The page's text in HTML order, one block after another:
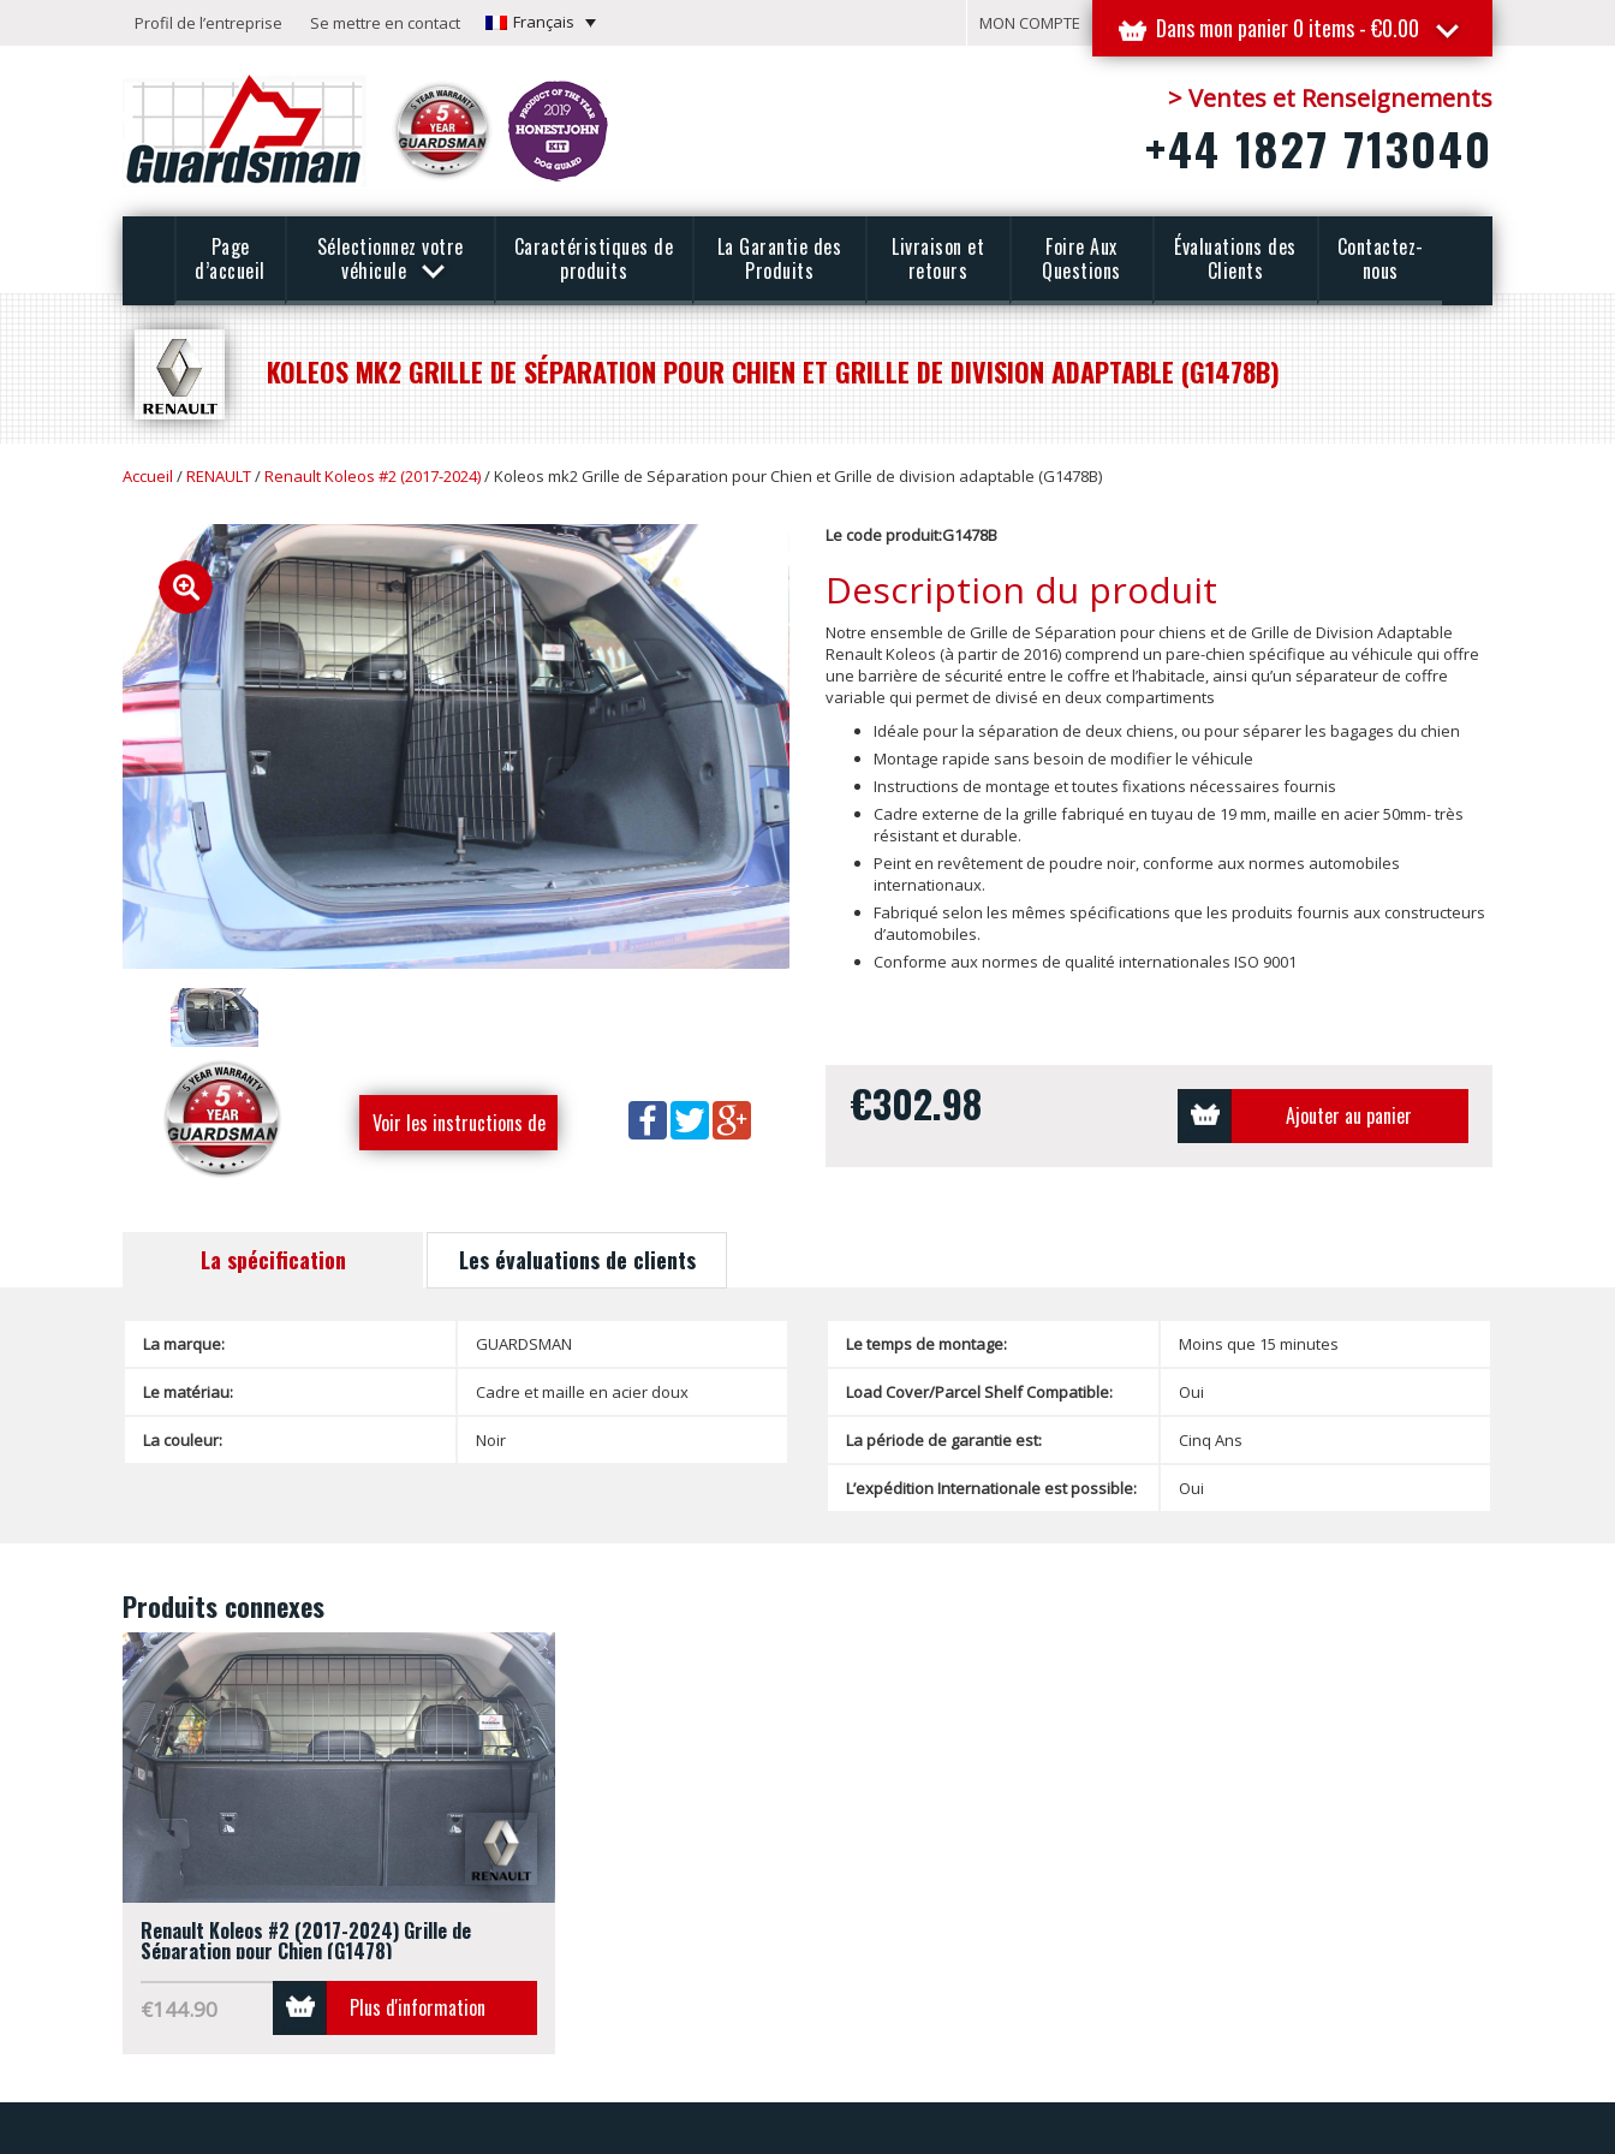
Profil de l’entreprise Se mettre en contact Français Dans mon panier 0 items -€0.00
MON COMPTE
> Ventes et Renseignements
+44 1827 713040
Page
d’accueil
Sélectionnez votre
véhicule
Caractéristiques de
produits
La Garantie des
Produits
Livraison et
retours
Foire Aux
Questions
Évaluations des
Clients
Contactez-
nous
KOLEOS MK2 GRILLE DE SÉPARATION POUR CHIEN ET GRILLE DE DIVISION ADAPTABLE (G1478B)
Accueil /RENAULT/Renault Koleos #2 (2017-2024)/ Koleos mk2 Grille de Séparation pour Chien et Grille de division adaptable (G1478B)
Le code produit:G1478B
Description du produit
Notre ensemble de Grille de Séparation pour chiens et de Grille de Division Adaptable
Renault Koleos (à partir de 2016)comprend un pare-chien spécifique au véhicule qui offre
une barrière de sécurité entre le coffre et l’habitacle, ainsi qu’un séparateur de coffre
variable qui permet de divisé en deux compartiments
Idéale pour la séparation de deux chiens, ou pour séparer les bagages du chien
Montage rapide sans besoin de modifier le véhicule
Instructions de montage et toutes fixations nécessaires fournis
Cadre externe de la grille fabriqué en tuyau de 19 mm, maille en acier 50mm- très
résistant et durable.
Peint en revêtement de poudre noir, conforme aux normes automobiles
internationaux.
Fabriqué selon les mêmes spécifications que les produits fournis aux constructeurs
d’automobiles.
Conforme aux normes de qualité internationales ISO 9001
Voir les instructions de
€302.98 Ajouter au panier
La spécification Les évaluations de clients
La marque: GUARDSMAN
Le matériau: Cadre et maille en acier doux
La couleur: Noir
Le temps de montage: Moins que 15 minutes
Load Cover/Parcel Shelf Compatible: Oui
La période de garantie est: Cinq Ans
L’expédition Internationale est possible: Oui
Produits connexes
Renault Koleos #2 (2017-2024) Grille de
Séparation pour Chien (G1478)
€144.90 Plus d'information